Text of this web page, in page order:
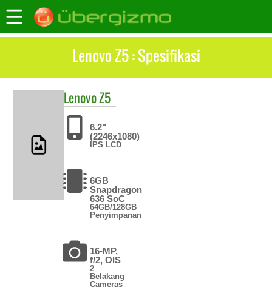
Lenovo Z5 : Spesifikasi
LenovoZ5
6.2"
(2246x1080)
IPS LCD
6GB
Snapdragon
636 SoC
64GB/128GB
Penyimpanan
16-MP,
f/2, OIS
2
Belakang
Cameras